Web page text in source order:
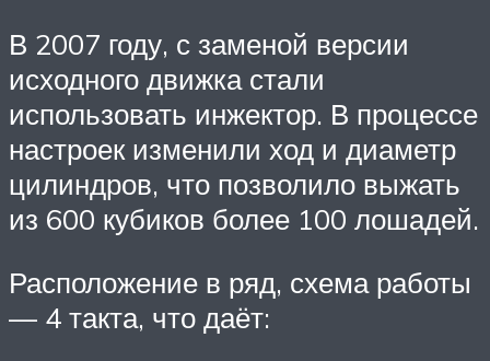
В 2007 году, с заменой версии
исходного движка стали
использовать инжектор. В процессе
настроек изменили ход и диаметр
цилиндров, что позволило выжать
из 600 кубиков более 100 лошадей.
Расположение в ряд, схема работы
— 4 такта, что даёт: